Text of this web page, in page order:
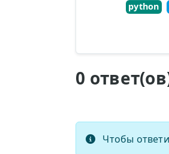
python
0
Чтобы